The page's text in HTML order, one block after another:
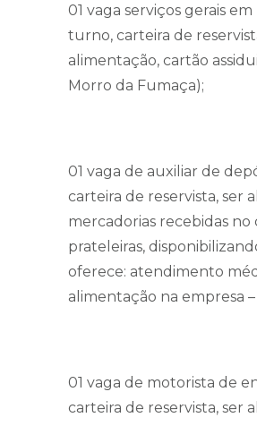
01 vaga serviços gerais
turno, carteira de
alimentação, cartão
Morro da Fumaça);
01 vaga de auxiliar de
carteira de reservista, ser
mercadorias recebidas no
prateleiras,
oferece: atendimento
alimentação na empresa
01 vaga de motorista de
carteira de reservista, ser